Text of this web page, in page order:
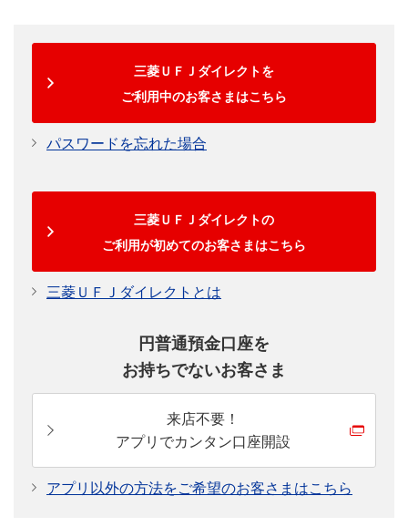
三菱ＵＦＪダイレクトを
ご利用中のお客さまはこちら
パスワードを忘れた場合
三菱ＵＦＪダイレクトの
ご利用が初めてのお客さまはこちら
三菱ＵＦＪダイレクトとは
円普通預金口座を
お持ちでないお客さま
来店不要！
アプリでカンタン口座開設
アプリ以外の方法をご希望のお客さまはこちら